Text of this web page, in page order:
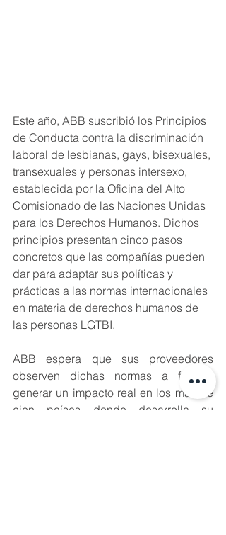
Este año, ABB suscribió los Principios
de Conducta contra la discriminación
laboral de lesbianas, gays, bisexuales,
transexuales y personas intersexo,
establecida por la Oficina del Alto
Comisionado de las Naciones Unidas
para los Derechos Humanos. Dichos
principios presentan cinco pasos
concretos que las compañías pueden
dar para adaptar sus políticas y
prácticas a las normas internacionales
en materia de derechos humanos de
las personas LGTBI.
ABB espera que sus proveedores
observen dichas normas a fin de
generar un impacto real en los más de
cien países donde desarrolla su